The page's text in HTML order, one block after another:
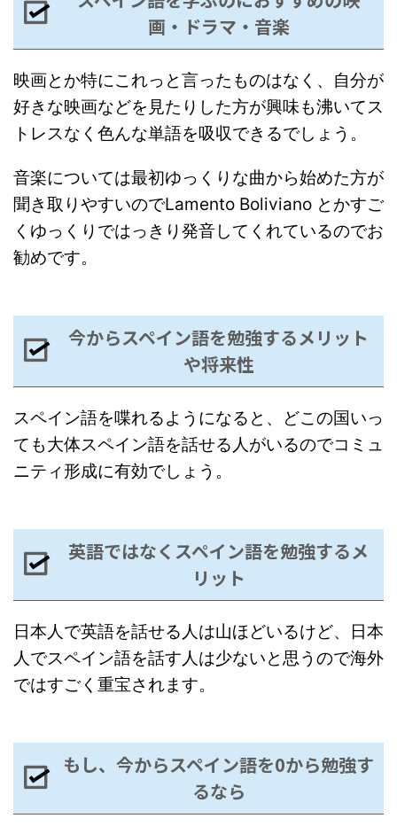
画・ドラマ・音楽
映画とか特にこれっと言ったものはなく、自分が
好きな映画などを見たりした方が興味も沸いてス
トレスなく色んな単語を吸収できるでしょう。
音楽については最初ゆっくりな曲から始めた方が
聞き取りやすいのでLamento Boliviano とかすご
くゆっくりではっきり発音してくれているのでお
勧めです。
今からスペイン語を勉強するメリット
や将来性
スペイン語を喋れるようになると、どこの国いっ
ても大体スペイン語を話せる人がいるのでコミュ
ニティ形成に有効でしょう。
英語ではなくスペイン語を勉強するメ
リット
日本人で英語を話せる人は山ほどいるけど、日本
人でスペイン語を話す人は少ないと思うので海外
ではすごく重宝されます。
もし、今からスペイン語を0から勉強す
るなら